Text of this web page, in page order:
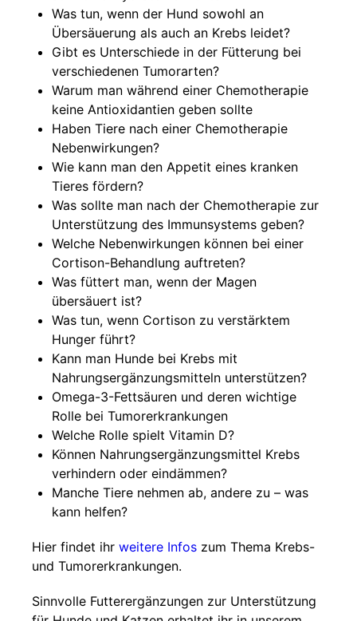
Was tun, wenn der Hund sowohl an
Übersäuerung als auch an Krebs leidet?
Gibt es Unterschiede in der Fütterung bei
verschiedenen Tumorarten?
Warum man während einer Chemotherapie
keine Antioxidantien geben sollte
Haben Tiere nach einer Chemotherapie
Nebenwirkungen?
Wie kann man den Appetit eines kranken
Tieres fördern?
Was sollte man nach der Chemotherapie zur
Unterstützung des Immunsystems geben?
Welche Nebenwirkungen können bei einer
Cortison-Behandlung auftreten?
Was füttert man, wenn der Magen
übersäuert ist?
Was tun, wenn Cortison zu verstärktem
Hunger führt?
Kann man Hunde bei Krebs mit
Nahrungsergänzungsmitteln unterstützen?
Omega-3-Fettsäuren und deren wichtige
Rolle bei Tumorerkrankungen
Welche Rolle spielt Vitamin D?
Können Nahrungsergänzungsmittel Krebs
verhindern oder eindämmen?
Manche Tiere nehmen ab, andere zu – was
kann helfen?
Hier findet ihr weitere Infos zum Thema Krebs-
und Tumorerkrankungen.
Sinnvolle Futterergänzungen zur Unterstützung